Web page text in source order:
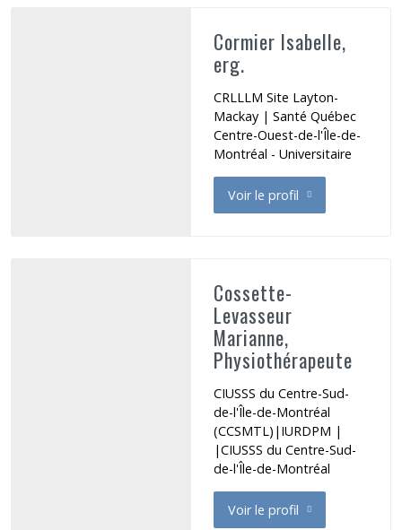
Cormier Isabelle,
erg.
CRLLLM Site Layton-
Mackay | Santé Québec
Centre-Ouest-de-l'Île-de-
Montréal - Universitaire
Voir le profil
de Cormier Isabelle
Cossette-
Levasseur
Marianne,
Physiothérapeute
CIUSSS du Centre-Sud-
de-l'Île-de-Montréal
(CCSMTL)|IURDPM |
|CIUSSS du Centre-Sud-
de-l'Île-de-Montréal
Voir le profil
de Cossette-Levasseur